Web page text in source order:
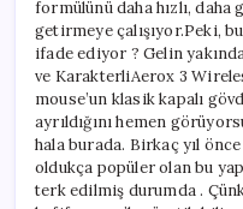
formülünü daha hızlı, daha
getirmeye çalışıyor.Peki,
ifade ediyor ? Gelin
ve KarakterliAerox 3
mouse’un klasik kapalı
ayrıldığını hemen
hala burada. Birkaç yıl
oldukça popüler olan bu
terk edilmiş durumda .